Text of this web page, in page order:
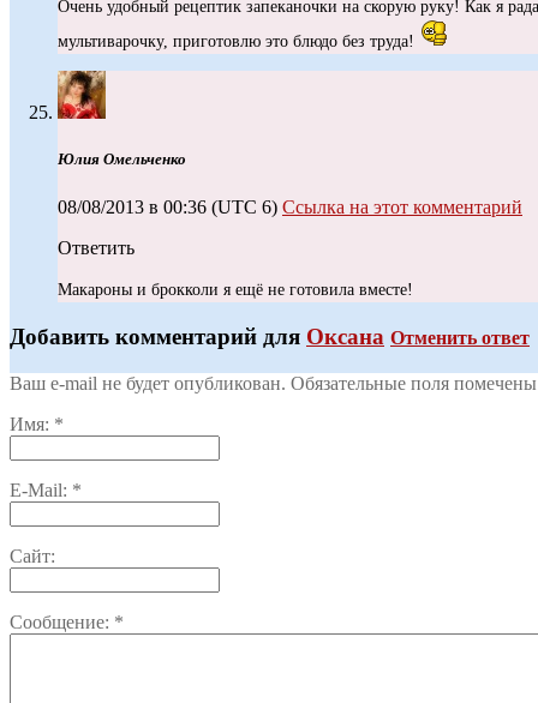
Очень удобный рецептик запеканочки на скорую руку! Как я
мультиварочку, приготовлю это блюдо без труда!
Юлия Омельченко
08/08/2013 в 00:36 (UTC 6) Ссылка на этот комментарий
Ответить
Макароны и брокколи я ещё не готовила вместе!
Добавить комментарий для Оксана Отменить ответ
Ваш e-mail не будет опубликован. Обязательные поля
Имя: *
E-Mail: *
Сайт:
Сообщение: *